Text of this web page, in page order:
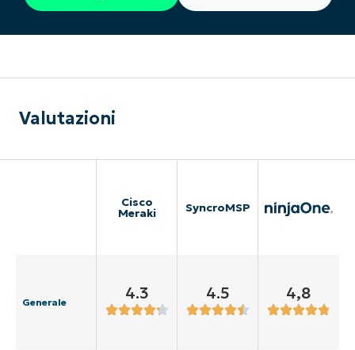
Valutazioni
Cisco
Meraki SyncroMSP
Generale 4.3 4.5 4,8